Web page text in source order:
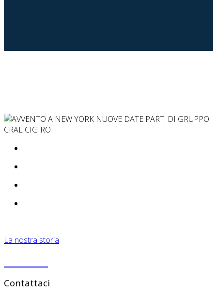
La nostra storia
Contattaci